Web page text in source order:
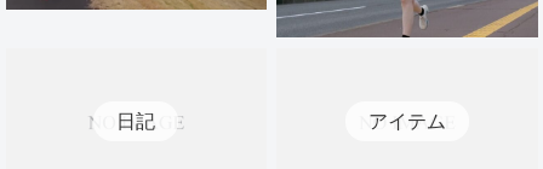
日記 アイテム